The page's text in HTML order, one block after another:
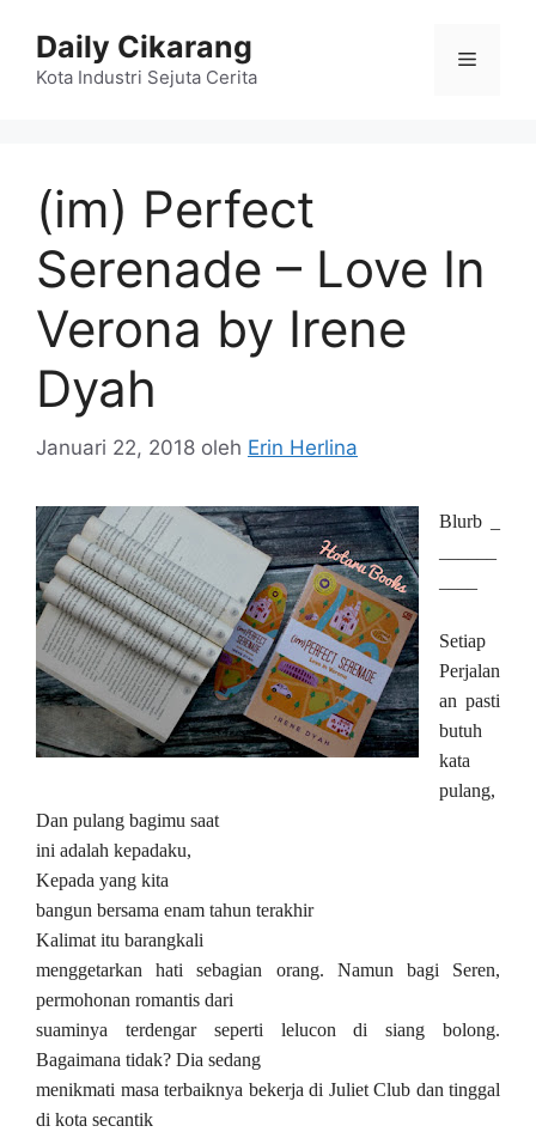
Daily Cikarang
Kota Industri Sejuta Cerita
Menu
(im) Perfect
Serenade – Love In
Verona by Irene
Dyah
Januari 22, 2018 oleh Erin Herlina
Blurb _
Setiap
Perjalan
an pasti
butuh
kata
pulang,
Dan pulang bagimu saat
ini adalah kepadaku,
Kepada yang kita
bangun bersama enam tahun terakhir
Kalimat itu barangkali
menggetarkan hati sebagian orang. Namun bagi Seren,
permohonan romantis dari
suaminya terdengar seperti lelucon di siang bolong.
Bagaimana tidak? Dia sedang
menikmati masa terbaiknya bekerja di Juliet Club dan tinggal
di kota secantik